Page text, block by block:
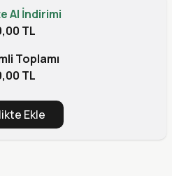
Al İndirimi
TL
Toplamı
TL
Ekle